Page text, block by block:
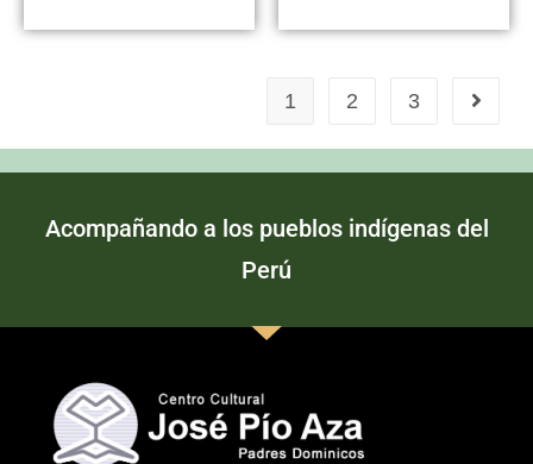
1 2 3
Acompañando a los pueblos indígenas del
Perú